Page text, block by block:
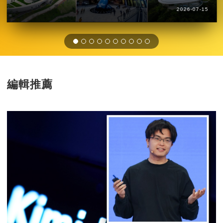
2026-07-15
編輯推薦